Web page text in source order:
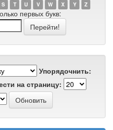
S T U V W X Y Z
первых букв:
Упорядочнить:
на страницу: